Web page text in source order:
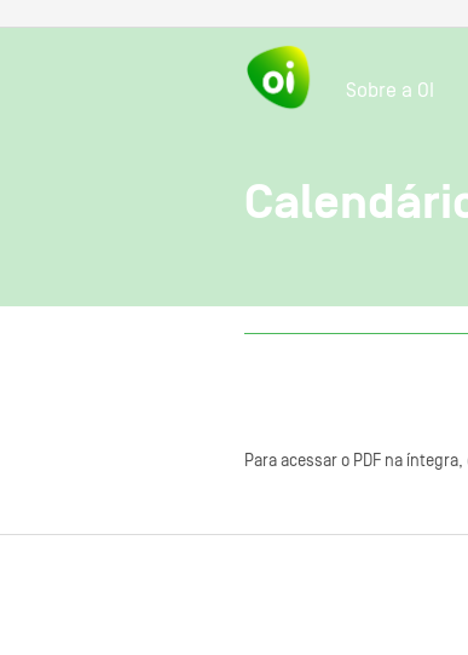
Sobre a OI
Para acessar o PDF na íntegra,